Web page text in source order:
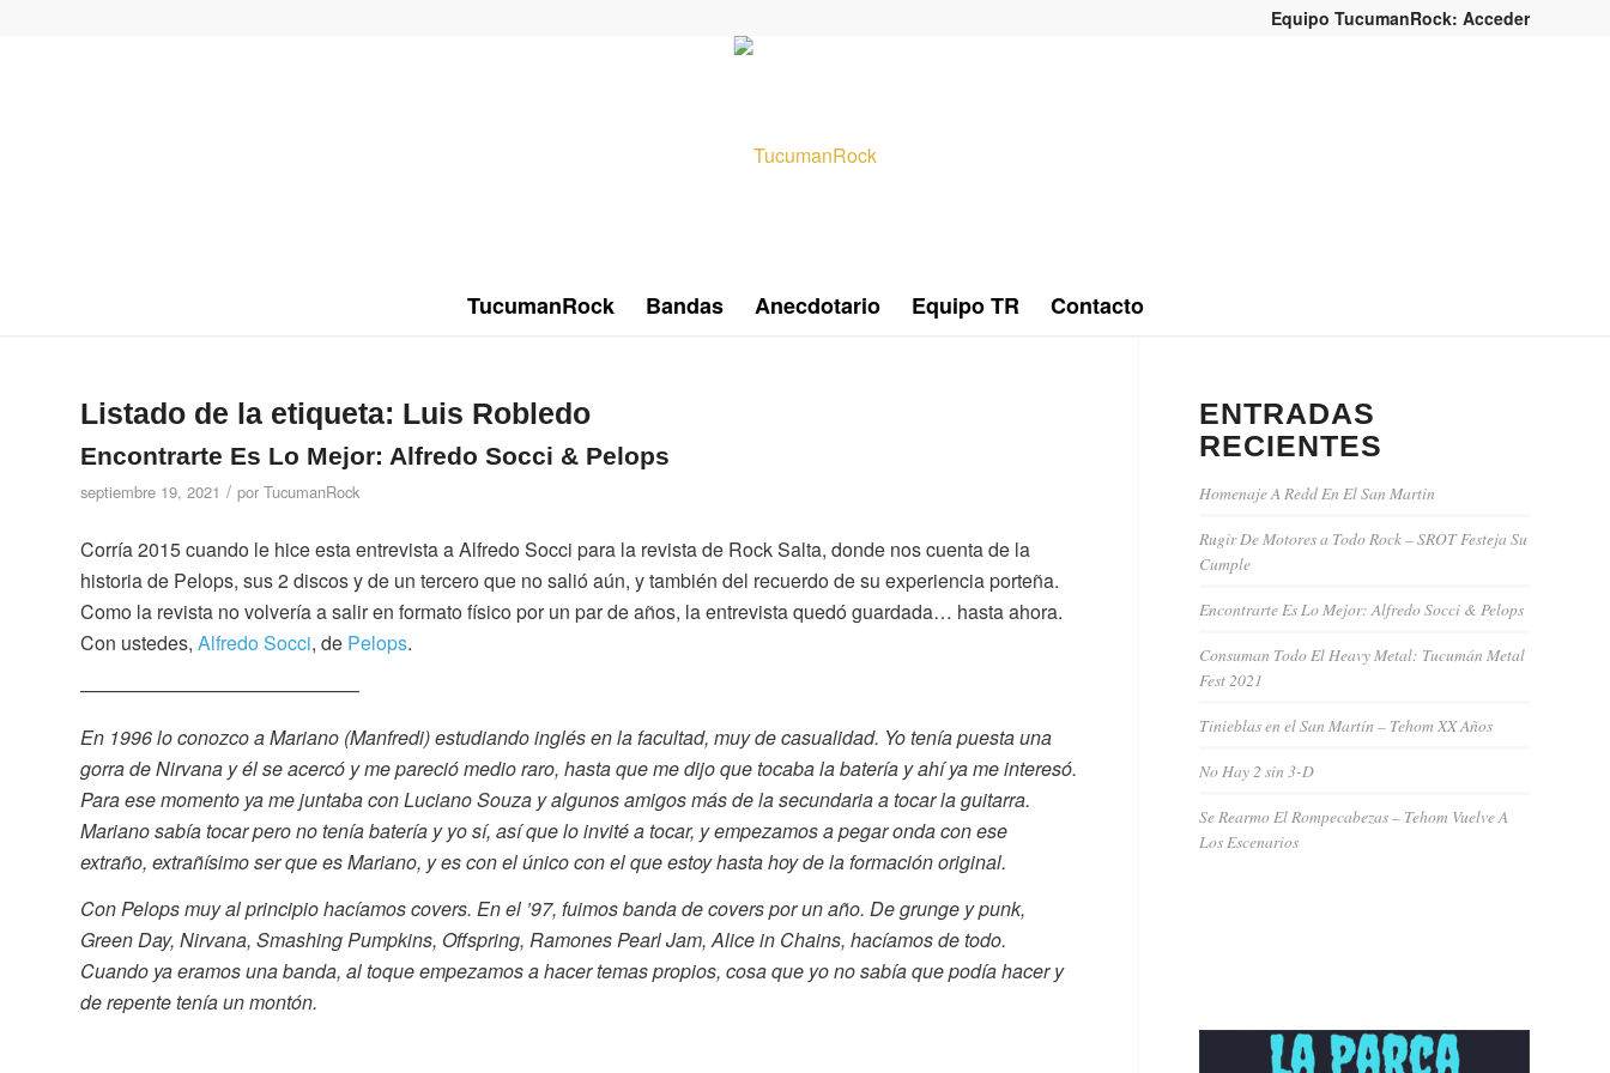
Equipo TucumanRock: Acceder
TucumanRock Bandas Anecdotario Equipo TR Contacto
Listado de la etiqueta: Luis Robledo
Encontrarte Es Lo Mejor: Alfredo Socci & Pelops
septiembre 19, 2021 / por TucumanRock
Corría 2015 cuando le hice esta entrevista a Alfredo Socci para la revista de Rock Salta, donde nos cuenta de la
historia de Pelops, sus 2 discos y de un tercero que no salió aún, y también del recuerdo de su experiencia porteña.
Como la revista no volvería a salir en formato físico por un par de años, la entrevista quedó guardada… hasta ahora.
Con ustedes, Alfredo Socci, de Pelops.
——————————————–
En 1996 lo conozco a Mariano (Manfredi) estudiando inglés en la facultad, muy de casualidad. Yo tenía puesta una
gorra de Nirvana y él se acercó y me pareció medio raro, hasta que me dijo que tocaba la batería y ahí ya me interesó.
Para ese momento ya me juntaba con Luciano Souza y algunos amigos más de la secundaria a tocar la guitarra.
Mariano sabía tocar pero no tenía batería y yo sí, así que lo invité a tocar, y empezamos a pegar onda con ese
extraño, extrañísimo ser que es Mariano, y es con el único con el que estoy hasta hoy de la formación original.
Con Pelops muy al principio hacíamos covers. En el ’97, fuimos banda de covers por un año. De grunge y punk,
Green Day, Nirvana, Smashing Pumpkins, Offspring, Ramones Pearl Jam, Alice in Chains, hacíamos de todo.
Cuando ya eramos una banda, al toque empezamos a hacer temas propios, cosa que yo no sabía que podía hacer y
de repente tenía un montón.
ENTRADAS
RECIENTES
Homenaje A Redd En El San Martin
Rugir De Motores a Todo Rock – SROT Festeja Su
Cumple
Encontrarte Es Lo Mejor: Alfredo Socci & Pelops
Consuman Todo El Heavy Metal: Tucumán Metal
Fest 2021
Tinieblas en el San Martín – Tehom XX Años
No Hay 2 sin 3-D
Se Rearmo El Rompecabezas – Tehom Vuelve A
Los Escenarios